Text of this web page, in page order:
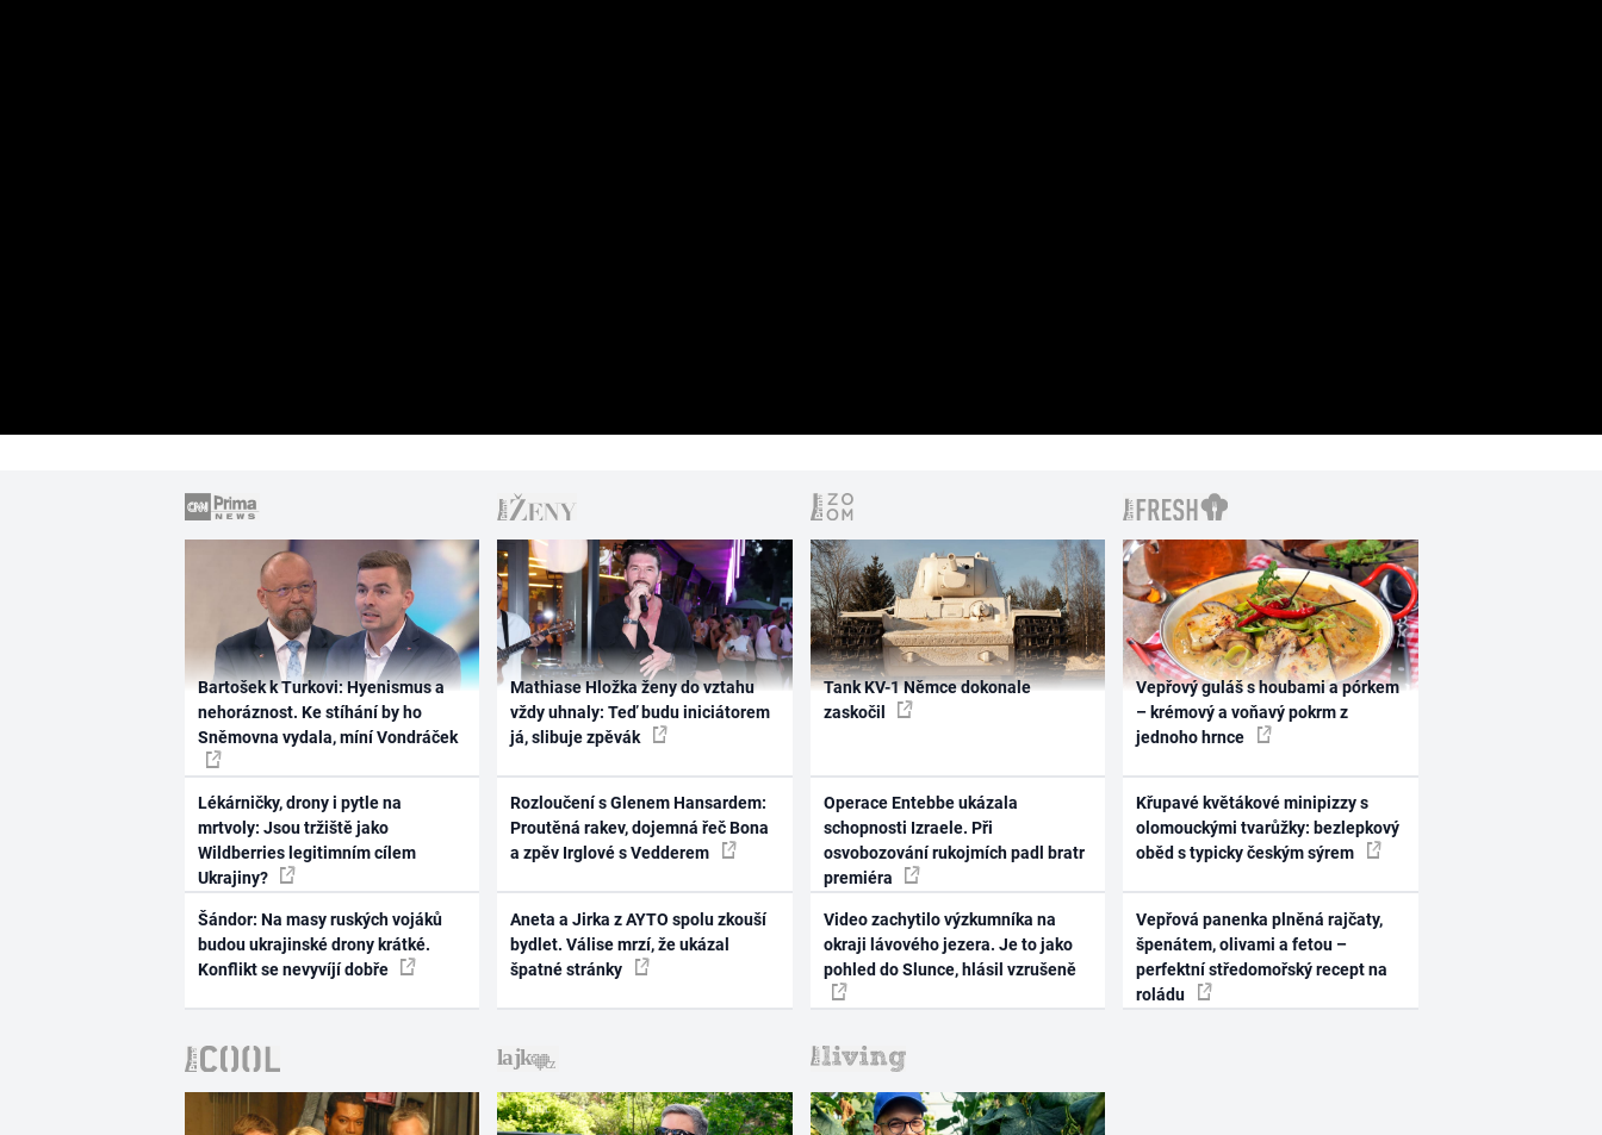
Bartošek k Turkovi: Hyenismus a
nehoráznost. Ke stíhání by ho
Sněmovna vydala, míní Vondráček
Lékárničky, drony i pytle na
mrtvoly: Jsou tržiště jako
Wildberries legitimním cílem
Ukrajiny?
Šándor: Na masy ruských vojáků
budou ukrajinské drony krátké.
Konflikt se nevyvíjí dobře
Mathiase Hložka ženy do vztahu
vždy uhnaly: Teď budu iniciátorem
já, slibuje zpěvák
Rozloučení s Glenem Hansardem:
Proutěná rakev, dojemná řeč Bona
a zpěv Irglové s Vedderem
Aneta a Jirka z AYTO spolu zkouší
bydlet. Válise mrzí, že ukázal
špatné stránky
Tank KV-1 Němce dokonale
zaskočil
Operace Entebbe ukázala
schopnosti Izraele. Při
osvobozování rukojmích padl bratr
premiéra
Video zachytilo výzkumníka na
okraji lávového jezera. Je to jako
pohled do Slunce, hlásil vzrušeně
Vepřový guláš s houbami a pórkem
– krémový a voňavý pokrm z
jednoho hrnce
Křupavé květákové minipizzy s
olomouckými tvarůžky: bezlepkový
oběd s typicky českým sýrem
Vepřová panenka plněná rajčaty,
špenátem, olivami a fetou –
perfektní středomořský recept na
roládu